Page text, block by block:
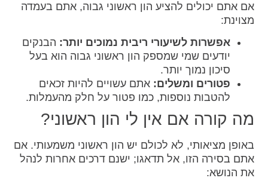
אם אתם יכולים להציע הון ראשוני גבוה, אתם בעמדה
מצוינת:
אפשרות לשיעורי ריבית נמוכים יותר: הבנקים
יודעים שמי שמספק הון ראשוני גבוה הוא בעל
סיכון נמוך יותר.
פטורים ומשלים: אתם עשויים להיות זכאים
להטבות נוספות, כמו פטור על חלק מהעמלות.
מה קורה אם אין לי הון ראשוני?
באופן מציאותי, לא לכולם יש הון ראשוני משמעותי. אם
אתם בסירה הזו, אל תדאגו; ישנם דרכים אחרות לנהל
את הנושא: